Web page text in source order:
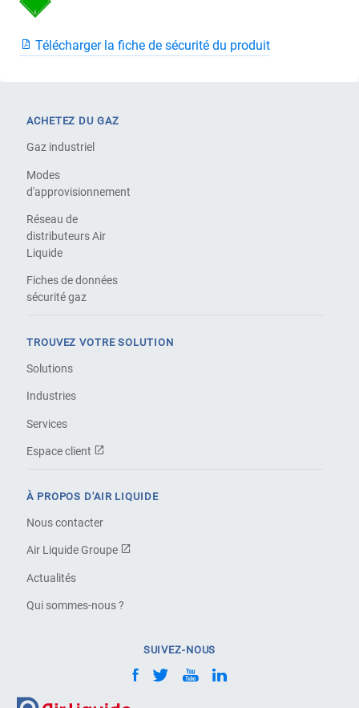
Télécharger la fiche de sécurité du produit
ACHETEZ DU GAZ
Gaz industriel
Modes
d'approvisionnement
Réseau de
distributeurs Air
Liquide
Fiches de données
sécurité gaz
TROUVEZ VOTRE SOLUTION
Solutions
Industries
Services
Espace client
À PROPOS D'AIR LIQUIDE
Nous contacter
Air Liquide Groupe
Actualités
Qui sommes-nous ?
SUIVEZ-NOUS